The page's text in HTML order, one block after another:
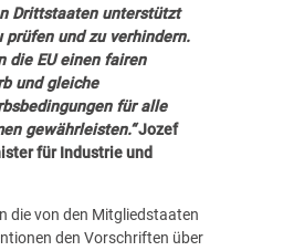
Drittstaaten unterstützt
prüfen und zu verhindern.
die EU einen fairen
und gleiche
für alle
gewährleisten.“Jozef
für Industrie und
die von den Mitgliedstaaten
den Vorschriften über